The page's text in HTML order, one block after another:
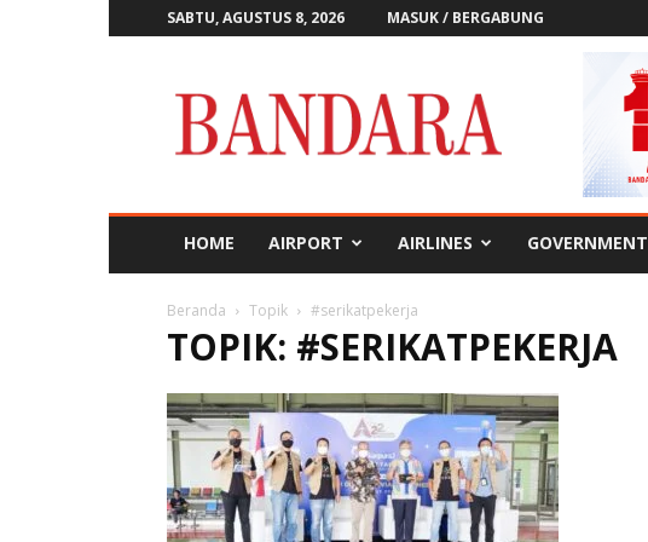
SABTU, AGUSTUS 8, 2026 MASUK / BERGABUNG
Bandara
HOME AIRPORT AIRLINES GOVERNMENT
Beranda Topik #serikatpekerja
TOPIK: #SERIKATPEKERJA